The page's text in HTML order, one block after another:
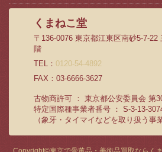
くまねこ堂
〒136-0076 東京都江東区南砂5-7-22
階
TEL： 0120-54-4892
FAX：03-6666-3627
古物商許可 ： 東京都公安委員会 第
特定国際種事業者番号 ： S-3-13-
（象牙・タイマイなどを取り扱う事